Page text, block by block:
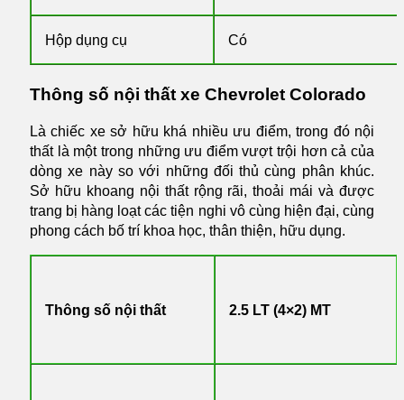
Hộp dụng cụ Có
Thông số nội thất xe Chevrolet Colorado
Là chiếc xe sở hữu khá nhiều ưu điểm, trong đó nội
thất là một trong những ưu điểm vượt trội hơn cả của
dòng xe này so với những đối thủ cùng phân khúc.
Sở hữu khoang nội thất rộng rãi, thoải mái và được
trang bị hàng loạt các tiện nghi vô cùng hiện đại, cùng
phong cách bố trí khoa học, thân thiện, hữu dụng.
Thông số nội thất 2.5 LT (4×2) MT